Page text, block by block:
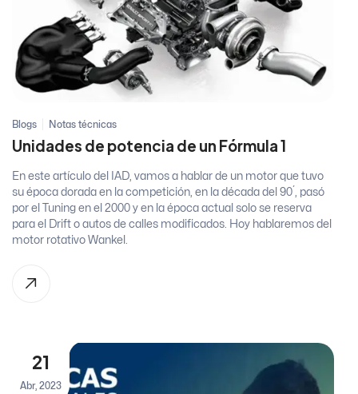
Blogs Notas técnicas
Unidades de potencia de un Fórmula 1
En este artículo del IAD, vamos a hablar de un motor que tuvo
su época dorada en la competición, en la década del 90´, pasó
por el Tuning en el 2000 y en la época actual solo se reserva
para el Drift o autos de calles modificados. Hoy hablaremos del
motor rotativo Wankel.
21
Abr, 2023